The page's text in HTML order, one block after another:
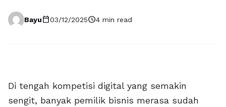
Bayucalendar_today03/12/2025schedule4 min read
Di tengah kompetisi digital yang semakin
sengit, banyak pemilik bisnis merasa sudah